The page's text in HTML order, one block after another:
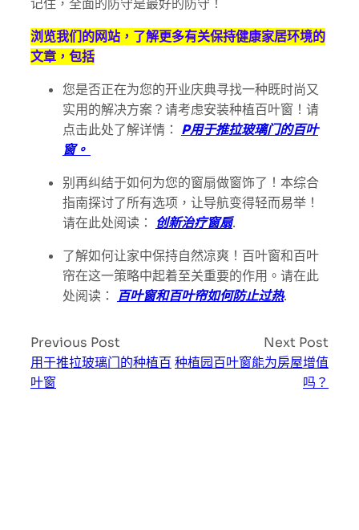
记住，全面的防守是最好的防守！
浏览我们的网站，了解更多有关保持健康家居环境的
文章，包括
您是否正在为您的开业庆典寻找一种既时尚又
实用的解决方案？请考虑安装种植百叶窗！请
点击此处了解详情： P用于推拉玻璃门的百叶
窗。
别再纠结于如何为您的窗扇做窗饰了！本综合
指南探讨了所有选项，让导航变得轻而易举！
请在此处阅读： 创新治疗窗扇.
了解如何让家中保持自然凉爽！百叶窗和百叶
帘在这一策略中起着至关重要的作用。请在此
处阅读： 百叶窗和百叶帘如何防止过热.
Previous Post
用于推拉玻璃门的种植百
叶窗
Next Post
种植园百叶窗能为房屋增值
吗？